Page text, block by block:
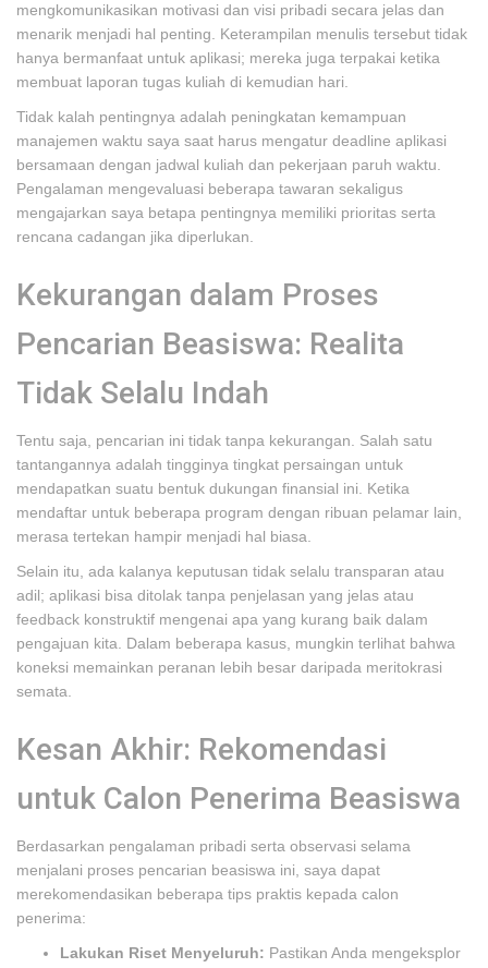
mengkomunikasikan motivasi dan visi pribadi secara jelas dan
menarik menjadi hal penting. Keterampilan menulis tersebut tidak
hanya bermanfaat untuk aplikasi; mereka juga terpakai ketika
membuat laporan tugas kuliah di kemudian hari.
Tidak kalah pentingnya adalah peningkatan kemampuan
manajemen waktu saya saat harus mengatur deadline aplikasi
bersamaan dengan jadwal kuliah dan pekerjaan paruh waktu.
Pengalaman mengevaluasi beberapa tawaran sekaligus
mengajarkan saya betapa pentingnya memiliki prioritas serta
rencana cadangan jika diperlukan.
Kekurangan dalam Proses
Pencarian Beasiswa: Realita
Tidak Selalu Indah
Tentu saja, pencarian ini tidak tanpa kekurangan. Salah satu
tantangannya adalah tingginya tingkat persaingan untuk
mendapatkan suatu bentuk dukungan finansial ini. Ketika
mendaftar untuk beberapa program dengan ribuan pelamar lain,
merasa tertekan hampir menjadi hal biasa.
Selain itu, ada kalanya keputusan tidak selalu transparan atau
adil; aplikasi bisa ditolak tanpa penjelasan yang jelas atau
feedback konstruktif mengenai apa yang kurang baik dalam
pengajuan kita. Dalam beberapa kasus, mungkin terlihat bahwa
koneksi memainkan peranan lebih besar daripada meritokrasi
semata.
Kesan Akhir: Rekomendasi
untuk Calon Penerima Beasiswa
Berdasarkan pengalaman pribadi serta observasi selama
menjalani proses pencarian beasiswa ini, saya dapat
merekomendasikan beberapa tips praktis kepada calon
penerima:
Lakukan Riset Menyeluruh: Pastikan Anda mengeksplor